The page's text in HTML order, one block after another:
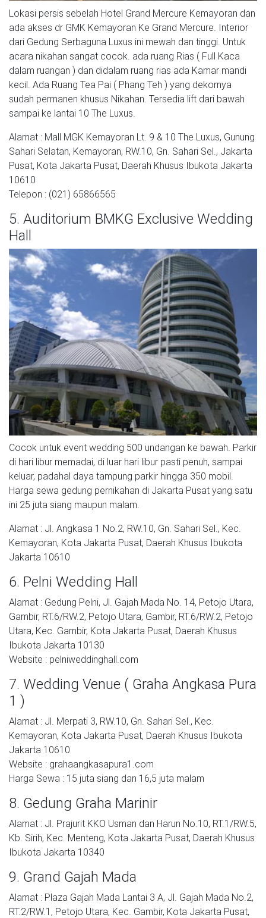
Lokasi persis sebelah Hotel Grand Mercure Kemayoran dan
ada akses dr GMK Kemayoran Ke Grand Mercure. Interior
dari Gedung Serbaguna Luxus ini mewah dan tinggi. Untuk
acara nikahan sangat cocok. ada ruang Rias ( Full Kaca
dalam ruangan ) dan didalam ruang rias ada Kamar mandi
kecil. Ada Ruang Tea Pai ( Phang Teh ) yang dekornya
sudah permanen khusus Nikahan. Tersedia lift dari bawah
sampai ke lantai 10 The Luxus.
Alamat : Mall MGK Kemayoran Lt. 9 & 10 The Luxus, Gunung
Sahari Selatan, Kemayoran, RW.10, Gn. Sahari Sel., Jakarta
Pusat, Kota Jakarta Pusat, Daerah Khusus Ibukota Jakarta
10610
Telepon : (021) 65866565
5. Auditorium BMKG Exclusive Wedding
Hall
Cocok untuk event wedding 500 undangan ke bawah. Parkir
di hari libur memadai, di luar hari libur pasti penuh, sampai
keluar, padahal daya tampung parkir hingga 350 mobil.
Harga sewa gedung pernikahan di Jakarta Pusat yang satu
ini 25 juta siang maupun malam.
Alamat : Jl. Angkasa 1 No.2, RW.10, Gn. Sahari Sel., Kec.
Kemayoran, Kota Jakarta Pusat, Daerah Khusus Ibukota
Jakarta 10610
6. Pelni Wedding Hall
Alamat : Gedung Pelni, Jl. Gajah Mada No. 14, Petojo Utara,
Gambir, RT.6/RW.2, Petojo Utara, Gambir, RT.6/RW.2, Petojo
Utara, Kec. Gambir, Kota Jakarta Pusat, Daerah Khusus
Ibukota Jakarta 10130
Website : pelniweddinghall.com
7. Wedding Venue ( Graha Angkasa Pura
1 )
Alamat : Jl. Merpati 3, RW.10, Gn. Sahari Sel., Kec.
Kemayoran, Kota Jakarta Pusat, Daerah Khusus Ibukota
Jakarta 10610
Website : grahaangkasapura1.com
Harga Sewa : 15 juta siang dan 16,5 juta malam
8. Gedung Graha Marinir
Alamat : Jl. Prajurit KKO Usman dan Harun No.10, RT.1/RW.5,
Kb. Sirih, Kec. Menteng, Kota Jakarta Pusat, Daerah Khusus
Ibukota Jakarta 10340
9. Grand Gajah Mada
Alamat : Plaza Gajah Mada Lantai 3 A, Jl. Gajah Mada No.2,
RT.2/RW.1, Petojo Utara, Kec. Gambir, Kota Jakarta Pusat,